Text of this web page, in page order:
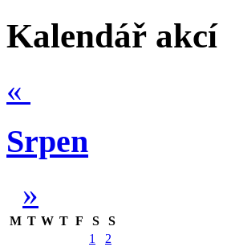
Kalendář akcí
«
Srpen
»
M T W T F S
S
1
2